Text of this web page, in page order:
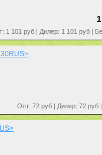
1 101 руб | Дилер: 1 101 руб |
Опт: 72 руб | Дилер: 72 руб